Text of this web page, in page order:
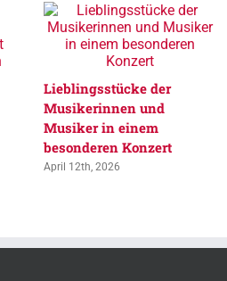
Lieblingsstücke der
Musikerinnen und
Musiker in einem
besonderen Konzert
April 12th, 2026